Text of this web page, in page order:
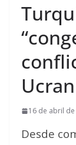
16 de abril
Desde